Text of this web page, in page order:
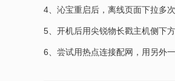
4、沁宝重启后，离线页面下拉多
5、开机后用尖锐物长戳主机侧下
6、尝试用热点连接配网，用另外